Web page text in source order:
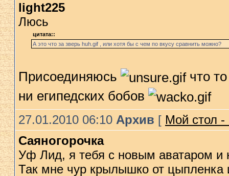
light225
Люсь
цитата::
А это что за зверь huh.gif , или хотя бы с чем по вкусу сравнить можно?
Присоединяюсь
что то
ни египедских бобов
27.01.2010 06:10 Архив [ Мой стол -
Саяногорочка
Уф Лид, я тебя с новым аватаром и
Так мне чур крылышко от цыпленка